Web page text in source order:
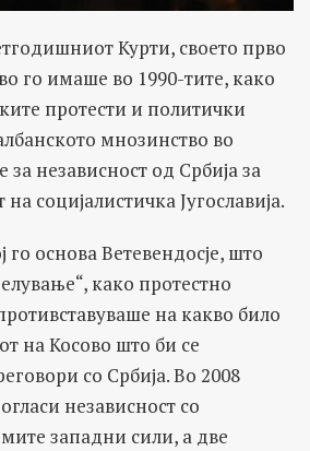
Курти, своето прво
го имаше во 1990-тите, како
протести и политички
мнозинство во
за независност од Србија за
социјалистичка Југославија.
го основа Ветевендосје, што
како протестно
на какво било
на Косово што би се
со Србија. Во 2008
независност со
западни сили, а две